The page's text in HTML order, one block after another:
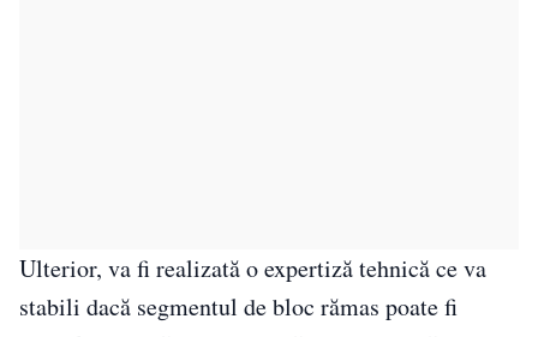
Ulterior, va fi realizată o expertiză tehnică ce va
stabili dacă segmentul de bloc rămas poate fi